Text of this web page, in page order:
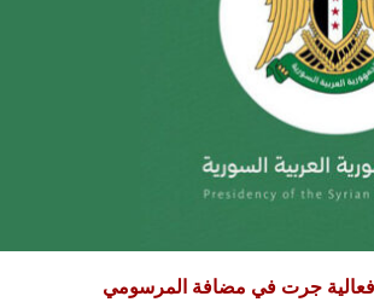
فعالية جرت في مضافة المرسومي